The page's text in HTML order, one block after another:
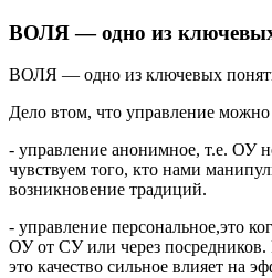
ВОЛЯ — одно из
ВОЛЯ — одно из ключевых
Дело втом, что управление можно
- управление анонимное, т.е. ОУ
чувствуем того, кто нами
возникновение традиций.
- управление персональное,это
ОУ от СУ или через
это качество сильное влияет на